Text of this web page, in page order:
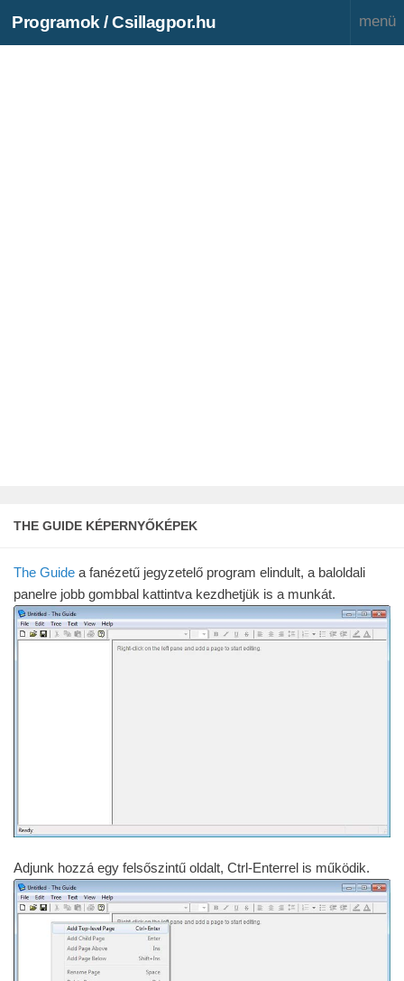
Programok / Csillagpor.hu
THE GUIDE KÉPERNYŐKÉPEK
The Guide a fanézetű jegyzetelő program elindult, a baloldali
panelre jobb gombbal kattintva kezdhetjük is a munkát.
Adjunk hozzá egy felsőszintű oldalt, Ctrl-Enterrel is működik.